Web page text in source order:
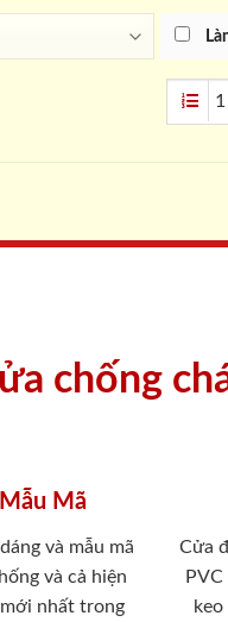
chống
Mã
và mẫu mã
và cả hiện
nhất trong
Cửa